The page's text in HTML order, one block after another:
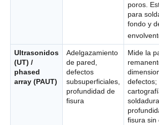
poros.
para
fondo y
Ultrasonidos
(UT) /
phased
array (PAUT)
Adelgazamiento
de pared,
defectos
subsuperficiales,
profundidad de
fisura
Mide la
defectos;
fisura sin